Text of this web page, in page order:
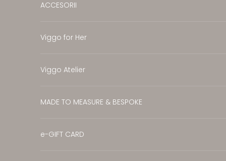
ACCESORII
Viggo for Her
Viggo Atelier
MADE TO MEASURE & BESPOKE
e-GIFT CARD